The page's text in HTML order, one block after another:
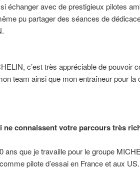
échanger avec de prestigieux pilotes
pu partager des séances de
c’est très appréciable de pouvoir
team ainsi que mon entraîneur pour la
ne connaissent votre parcours très
ans que je travaille pour le groupe
pilote d’essai en France et aux